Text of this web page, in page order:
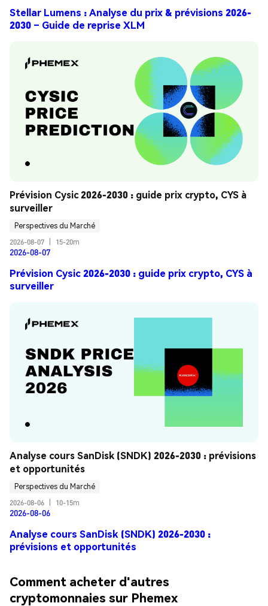
Stellar Lumens : Analyse du prix & prévisions 2026-
2030 – Guide de reprise XLM
Prévision Cysic 2026-2030 : guide prix crypto, CYS à
surveiller
Perspectives du Marché
2026-08-07
15-20m
2026-08-07
Prévision Cysic 2026-2030 : guide prix crypto, CYS à
surveiller
Analyse cours SanDisk (SNDK) 2026-2030 : prévisions
et opportunités
Perspectives du Marché
2026-08-06
10-15m
2026-08-06
Analyse cours SanDisk (SNDK) 2026-2030 :
prévisions et opportunités
Comment acheter d'autres
cryptomonnaies sur Phemex